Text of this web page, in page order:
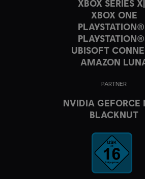
XBOX SERIES
XBOX ONE
UBISOFT
AMAZON
PARTNER
NVIDIA GEFORCE
BLACKNUT